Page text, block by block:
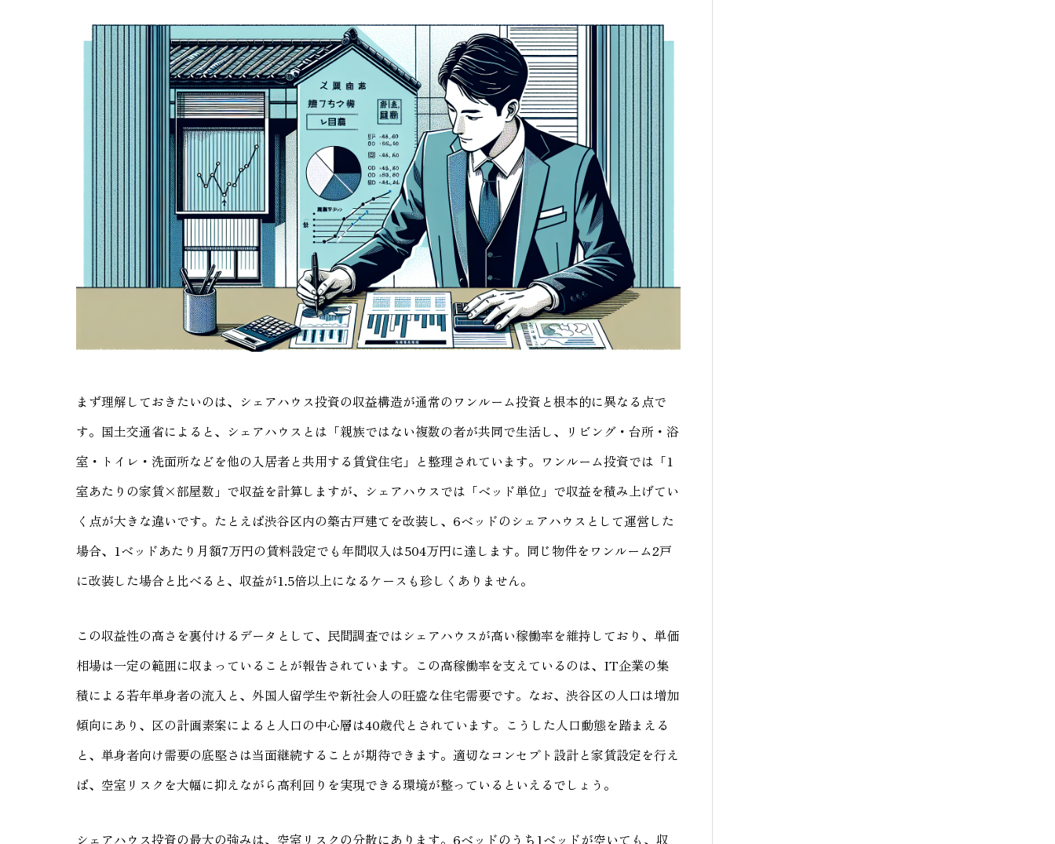
まず理解しておきたいのは、シェアハウス投資の収益構造が通常のワンルーム投資と根本的に異なる点で
す。国土交通省によると、シェアハウスとは「親族ではない複数の者が共同で生活し、リビング・台所・浴
室・トイレ・洗面所などを他の入居者と共用する賃貸住宅」と整理されています。ワンルーム投資では「1
室あたりの家賃×部屋数」で収益を計算しますが、シェアハウスでは「ベッド単位」で収益を積み上げてい
く点が大きな違いです。たとえば渋谷区内の築古戸建てを改装し、6ベッドのシェアハウスとして運営した
場合、1ベッドあたり月額7万円の賃料設定でも年間収入は504万円に達します。同じ物件をワンルーム2戸
に改装した場合と比べると、収益が1.5倍以上になるケースも珍しくありません。
この収益性の高さを裏付けるデータとして、民間調査ではシェアハウスが高い稼働率を維持しており、単価
相場は一定の範囲に収まっていることが報告されています。この高稼働率を支えているのは、IT企業の集
積による若年単身者の流入と、外国人留学生や新社会人の旺盛な住宅需要です。なお、渋谷区の人口は増加
傾向にあり、区の計画素案によると人口の中心層は40歳代とされています。こうした人口動態を踏まえる
と、単身者向け需要の底堅さは当面継続することが期待できます。適切なコンセプト設計と家賃設定を行え
ば、空室リスクを大幅に抑えながら高利回りを実現できる環境が整っているといえるでしょう。
シェアハウス投資の最大の強みは、空室リスクの分散にあります。6ベッドのうち1ベッドが空いても、収